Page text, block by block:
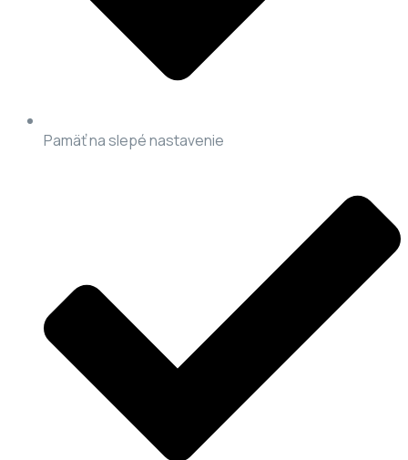
Pamäť na slepé nastavenie